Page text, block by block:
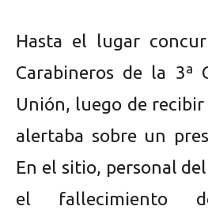
Hasta el lugar
Carabineros de la 3ª
Unión, luego de
alertaba sobre un
En el sitio, personal
el fallecimiento